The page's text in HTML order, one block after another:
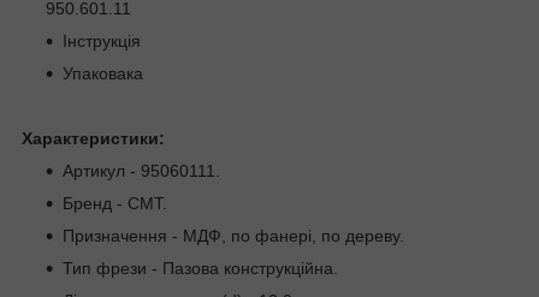
950.601.11
Інструкція
Упаковака
Характеристики:
Артикул - 95060111.
Бренд - CMT.
Призначення - МДФ, по фанері, по дереву.
Тип фрези - Пазова конструкційна.